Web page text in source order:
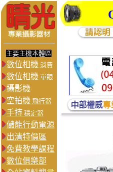
主要主機本體區
數位相機 消費
數位相機 單眼
攝影機
空拍機 飛行器
手持 穩定器
儲能行動電源
出清特價區
免費教學課程
數位俱樂部